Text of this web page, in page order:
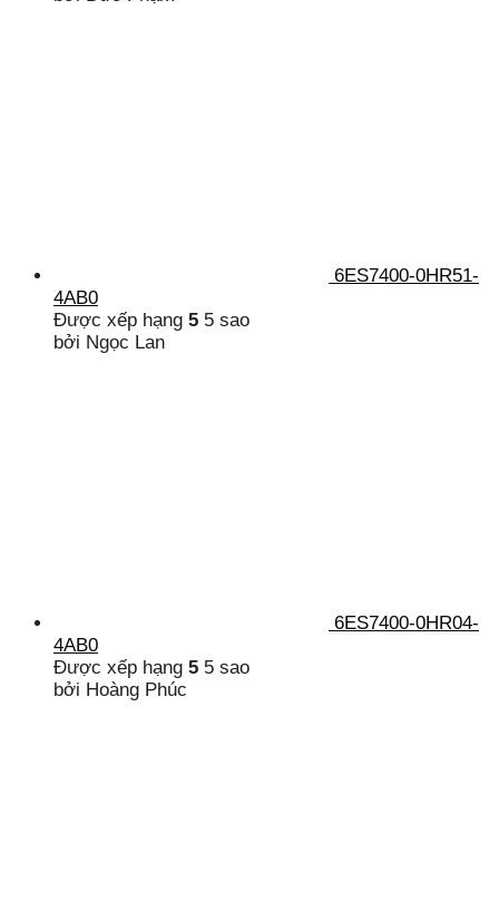
6ES7400-0HR51-
4AB0
Được xếp hạng 5 5 sao
bởi Ngọc Lan
6ES7400-0HR04-
4AB0
Được xếp hạng 5 5 sao
bởi Hoàng Phúc